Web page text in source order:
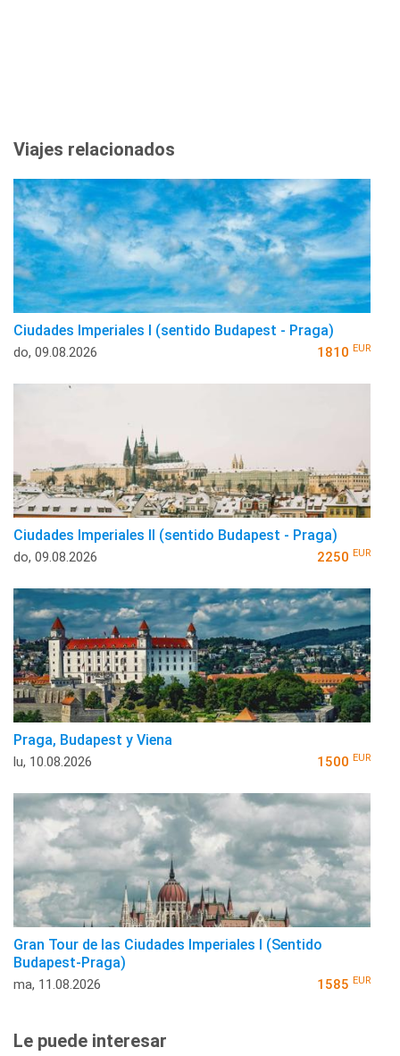
Viajes relacionados
Ciudades Imperiales I (sentido Budapest - Praga)
do, 09.08.2026 1810 EUR
Ciudades Imperiales II (sentido Budapest - Praga)
do, 09.08.2026 2250 EUR
Praga, Budapest y Viena
lu, 10.08.2026 1500 EUR
Gran Tour de las Ciudades Imperiales I (Sentido
Budapest-Praga)
ma, 11.08.2026 1585 EUR
Le puede interesar